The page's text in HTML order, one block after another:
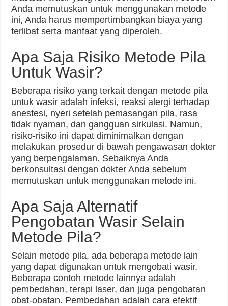
Anda memutuskan untuk menggunakan metode
ini, Anda harus mempertimbangkan biaya yang
terlibat serta manfaat yang diperoleh.
Apa Saja Risiko Metode Pila
Untuk Wasir?
Beberapa risiko yang terkait dengan metode pila
untuk wasir adalah infeksi, reaksi alergi terhadap
anestesi, nyeri setelah pemasangan pila, rasa
tidak nyaman, dan gangguan sirkulasi. Namun,
risiko-risiko ini dapat diminimalkan dengan
melakukan prosedur di bawah pengawasan dokter
yang berpengalaman. Sebaiknya Anda
berkonsultasi dengan dokter Anda sebelum
memutuskan untuk menggunakan metode ini.
Apa Saja Alternatif
Pengobatan Wasir Selain
Metode Pila?
Selain metode pila, ada beberapa metode lain
yang dapat digunakan untuk mengobati wasir.
Beberapa contoh metode lainnya adalah
pembedahan, terapi laser, dan juga pengobatan
obat-obatan. Pembedahan adalah cara efektif